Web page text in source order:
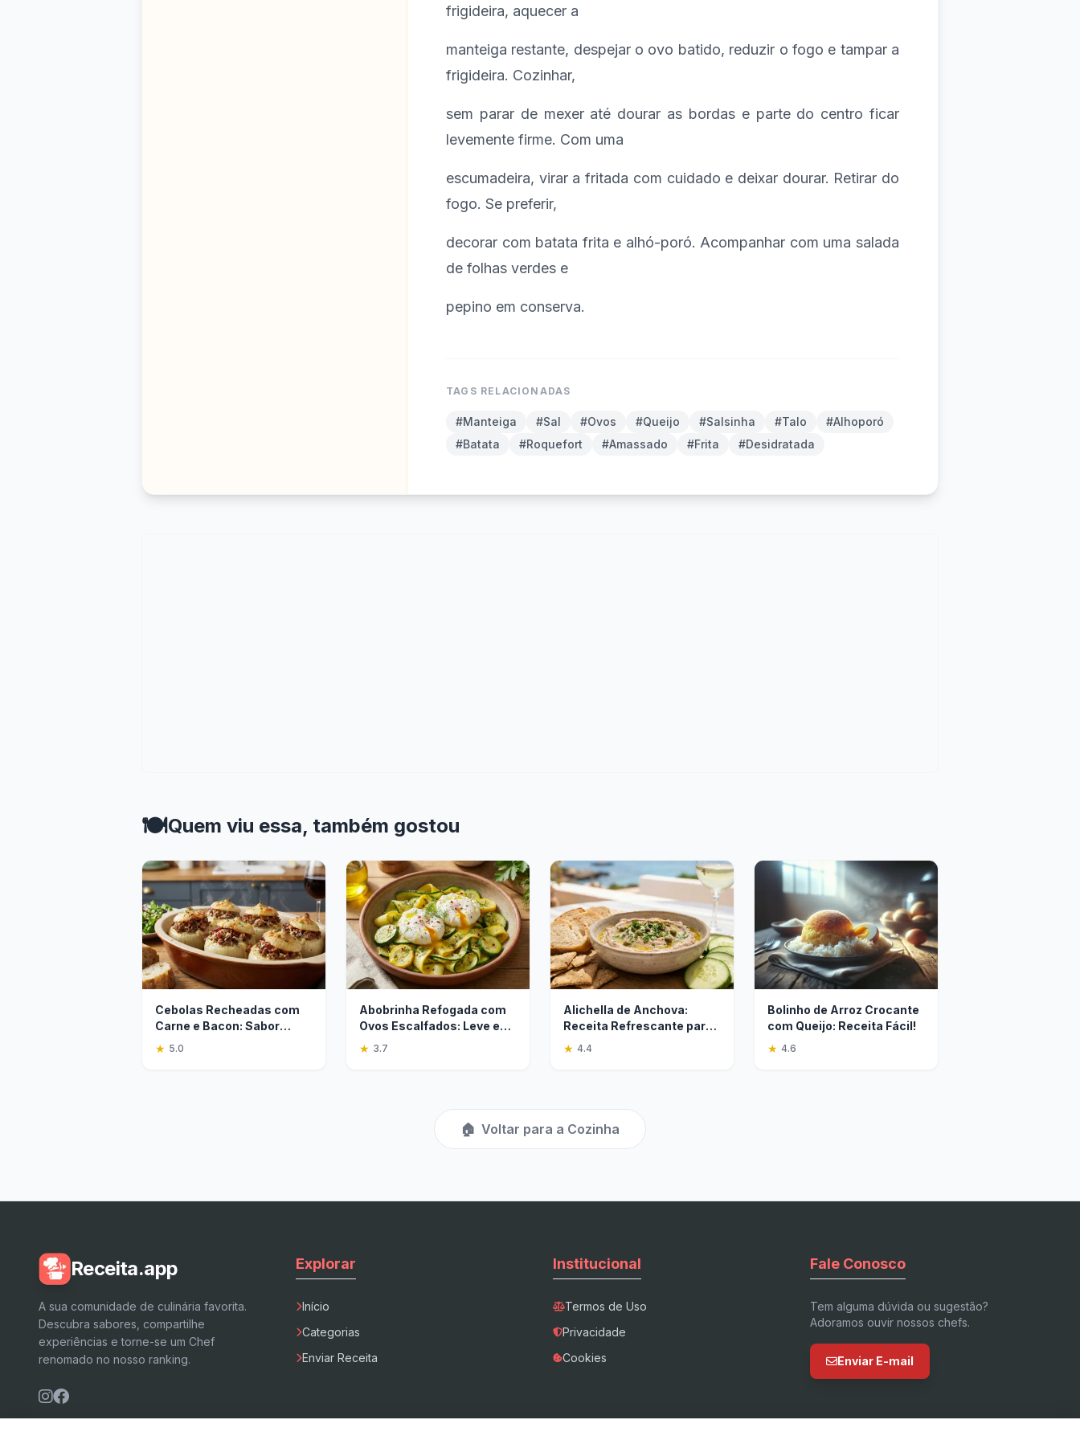
frigideira, aquecer a
manteiga restante, despejar o ovo batido, reduzir o fogo e tampar a
frigideira. Cozinhar,
sem parar de mexer até dourar as bordas e parte do centro ficar
levemente firme. Com uma
escumadeira, virar a fritada com cuidado e deixar dourar. Retirar do
fogo. Se preferir,
decorar com batata frita e alhó-poró. Acompanhar com uma salada
de folhas verdes e
pepino em conserva.
TAGS RELACIONADAS
#Manteiga #Sal #Ovos #Queijo #Salsinha #Talo
#Alhoporó
#Batata
#Roquefort #Amassado #Frita #Desidratada
🍽️Quem viu essa, também gostou
Cebolas Recheadas com
Carne e Bacon: Sabor
Caseiro ao Forno
★ 5.0
Abobrinha Refogada com
Ovos Escalfados: Leve e
Saborosa
★ 3.7
Alichella de Anchova:
Receita Refrescante para
o Verão
★ 4.4
Bolinho de Arroz Crocante
com Queijo: Receita Fácil!
★ 4.6
🏠 Voltar para a Cozinha
Receita.app
A sua comunidade de culinária favorita.
Descubra sabores, compartilhe
experiências e torne-se um Chef
renomado no nosso ranking.
Explorar
Início
Categorias
Enviar Receita
Institucional
Termos de Uso
Privacidade
Cookies
Fale Conosco
Tem alguma dúvida ou sugestão?
Adoramos ouvir nossos chefs.
Enviar E-mail